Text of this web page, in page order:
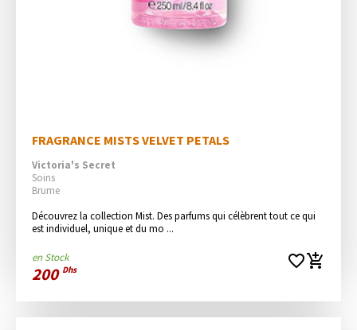
FRAGRANCE MISTS VELVET PETALS
Victoria's Secret
Soins
Brume
Découvrez la collection Mist. Des parfums qui célèbrent tout ce qui
est individuel, unique et du mo ...
en Stock
200 Dhs favorite_borderadd_shopping_cart